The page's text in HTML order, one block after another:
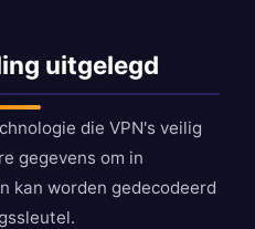
uitgelegd
die VPN's veilig
gegevens om in
kan worden gedecodeerd